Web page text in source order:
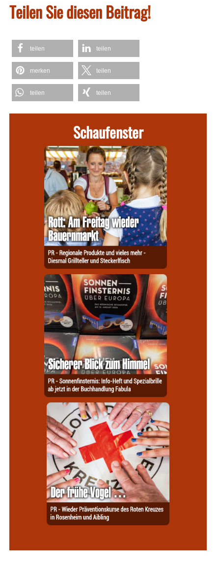
Teilen Sie diesen Beitrag!
teilen teilen
merken teilen
teilen teilen
Schaufenster